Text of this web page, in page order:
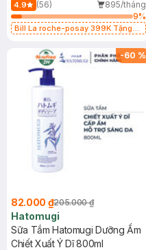
4.9 (56)
895/tháng
9%
Bill La roche-posay 399K Tặng
(SL có hạn)
-60 %
82.000 ₫205.000 ₫
Hatomugi
Sữa Tắm Hatomugi Dưỡng Ẩm
Chiết Xuất Ý Dĩ 800ml